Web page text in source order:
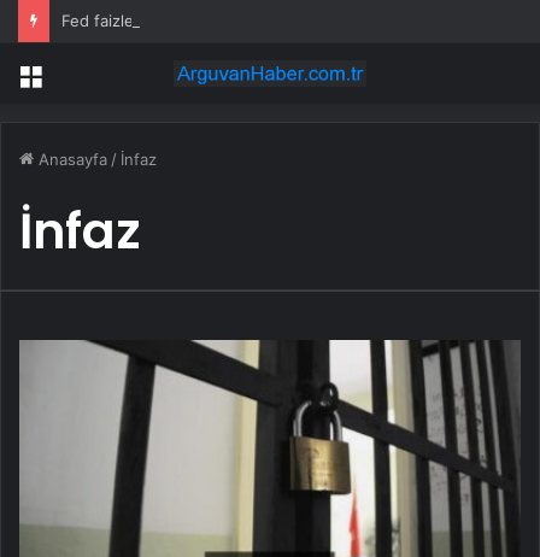
Fed faizleri sabit tutmayı seçti. Wall Street’in tepkisi
Menü
Anasayfa / İnfaz
İnfaz